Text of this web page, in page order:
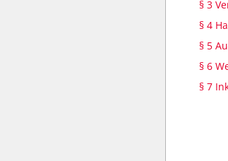
§ 3
§ 4
§ 5
§ 6
§ 7